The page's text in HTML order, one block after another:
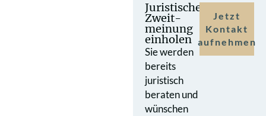
Juristische
Zweit­
meinung
einholen
Sie werden
bereits
juristisch
beraten und
wünschen
Jetzt
Kontakt
aufnehmen